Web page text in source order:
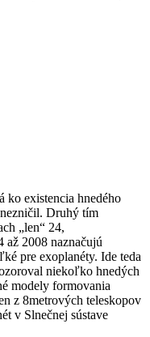
ko existencia hnedého
Druhý tím
„len“ 24,
2008 naznačujú
pre exoplanéty. Ide teda
niekoľko hnedých
modely formovania
z 8metrových teleskopov
v Slnečnej sústave